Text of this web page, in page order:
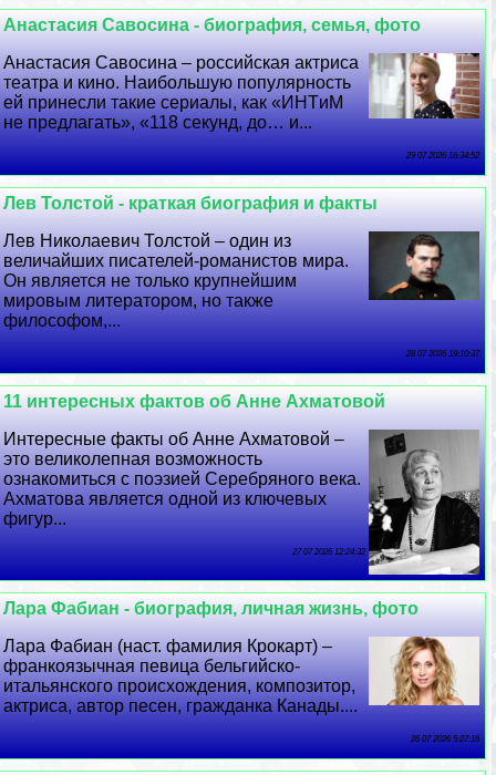
Анастасия Савосина - биография, семья, фото
Анастасия Савосина – российская актриса
театра и кино. Наибольшую популярность
ей принесли такие сериалы, как «ИHTиM
не предлагать», «118 секунд, до… и...
29 07 2026 16:34:52
Лев Толстой - краткая биография и факты
Лев Николаевич Толстой – один из
величайших писателей-романистов мира.
Он является не только крупнейшим
мировым литератором, но также
философом,...
28 07 2026 19:10:37
11 интересных фактов об Анне Ахматовой
Интересные факты об Анне Ахматовой –
это великолепная возможность
ознакомиться с поэзией Серебряного века.
Ахматова является одной из ключевых
фигур...
27 07 2026 12:24:32
Лара Фабиан - биография, личная жизнь, фото
Лара Фабиан (наст. фамилия Крокарт) –
франкоязычная певица бельгийско-
итальянского происхождения, композитор,
актриса, автор песен, гражданка Канады....
26 07 2026 5:27:16